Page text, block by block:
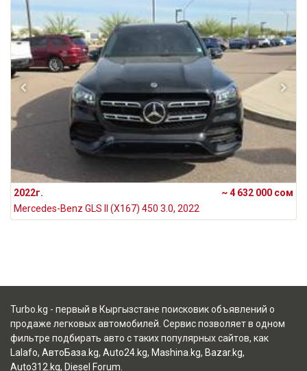
2022г.
~ 4 632 000 сом
Mercedes-Benz GLS II (X167) 450 3.0, 2022
Turbo.kg - первый в Кыргызстане поисковик объявлений о
продаже легковых автомобилей. Сервис позволяет в одном
фильтре подбирать авто с таких популярных сайтов, как
Lalafo, АвтоБаза.kg, Auto24.kg, Mashina.kg, Bazar.kg,
Auto312.kg, Diesel Forum